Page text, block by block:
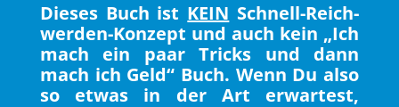
Dieses Buch ist KEIN Schnell-Reich-
werden-Konzept und auch kein „Ich
mach ein paar Tricks und dann
mach ich Geld“ Buch. Wenn Du also
so etwas in der Art erwartest,